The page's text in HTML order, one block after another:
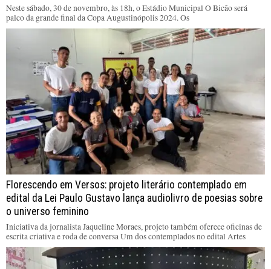
Neste sábado, 30 de novembro, às 18h, o Estádio Municipal O Bicão será
palco da grande final da Copa Augustinópolis 2024. Os
Florescendo em Versos: projeto literário contemplado em
edital da Lei Paulo Gustavo lança audiolivro de poesias sobre
o universo feminino
Iniciativa da jornalista Jaqueline Moraes, projeto também oferece oficinas de
escrita criativa e roda de conversa Um dos contemplados no edital Artes